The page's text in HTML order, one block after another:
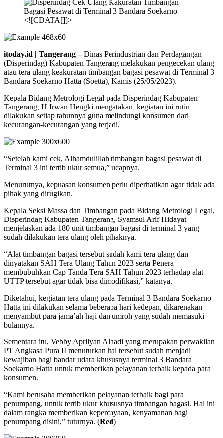
<![CDATA[]]>
itoday.id | Tangerang –Dinas Perindustrian dan Perdagangan
(Disperindag) Kabupaten Tangerang melakukan pengecekan ulang
atau tera ulang keakuratan timbangan bagasi pesawat di Terminal 3
Bandara Soekarno Hatta (Soetta), Kamis (25/05/2023).
Kepala Bidang Metrologi Legal pada Disperindag Kabupaten
Tangerang, H.Irwan Hengki mengatakan, kegiatan ini rutin
dilakukan setiap tahunnya guna melindungi konsumen dari
kecurangan-kecurangan yang terjadi.
“Setelah kami cek, Alhamdulillah timbangan bagasi pesawat di
Terminal 3 ini tertib ukur semua,” ucapnya.
Menurutnya, kepuasan konsumen perlu diperhatikan agar tidak ada
pihak yang dirugikan.
Kepala Seksi Massa dan Timbangan pada Bidang Metrologi Legal,
Disperindag Kabupaten Tangerang, Syamsul Arif Hidayat
menjelaskan ada 180 unit timbangan bagasi di terminal 3 yang
sudah dilakukan tera ulang oleh pihaknya.
“Alat timbangan bagasi tersebut sudah kami tera ulang dan
dinyatakan SAH Tera Ulang Tahun 2023 serta Penera
membubuhkan Cap Tanda Tera SAH Tahun 2023 terhadap alat
UTTP tersebut agar tidak bisa dimodifikasi,” katanya.
Diketahui, kegiatan tera ulang pada Terminal 3 Bandara Soekarno
Hatta ini dilakukan selama beberapa hari kedepan, dikarenakan
menyambut para jama’ah haji dan umroh yang sudah memasuki
bulannya.
Sementara itu, Vebby Aprilyan Alhadi yang merupakan perwakilan
PT Angkasa Pura II menuturkan hal tersebut sudah menjadi
kewajiban bagi bandar udara khususnya terminal 3 Bandara
Soekarno Hatta untuk memberikan pelayanan terbaik kepada para
konsumen.
“Kami berusaha memberikan pelayanan terbaik bagi para
penumpang, untuk tertib ukur khususnya timbangan bagasi. Hal ini
dalam rangka memberikan kepercayaan, kenyamanan bagi
penumpang disini,” tuturnya. (Red)